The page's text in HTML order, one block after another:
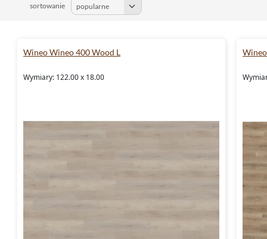
sortowanie
Wineo Wineo 400 Wood L
Wymiary: 122.00 x 18.00